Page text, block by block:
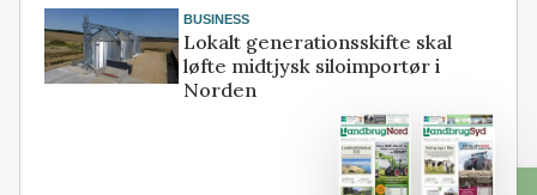
BUSINESS
Lokalt generationsskifte skal
løfte midtjysk siloimportør i
Norden